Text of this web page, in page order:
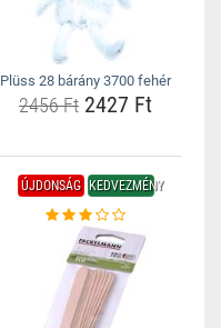
Plüss 28 bárány 3700 fehér
2456 Ft 2427 Ft
ÚJDONSÁG KEDVEZMÉNY